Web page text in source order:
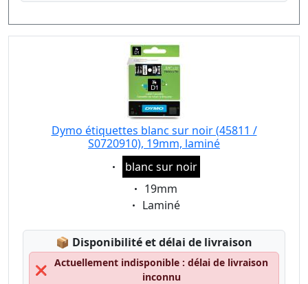
Dymo étiquettes blanc sur noir (45811 /
S0720910), 19mm, laminé
Eigenschaft:
blanc sur noir
Eigenschaft:
19mm
Eigenschaft:
Laminé
📦 Lagerstatus:
Disponibilité et délai de livraison
❌
Actuellement indisponible : délai de livraison
inconnu